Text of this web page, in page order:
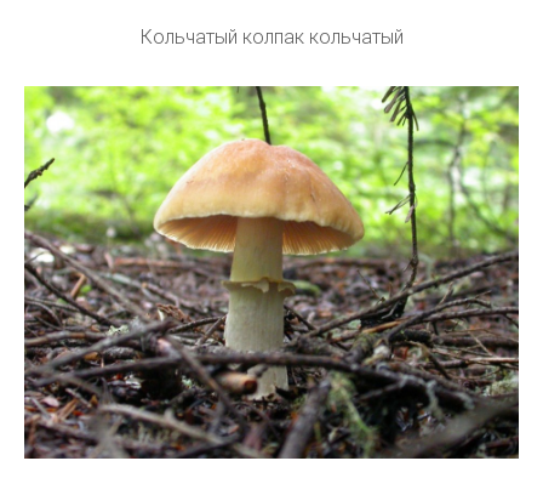
Кольчатый колпак кольчатый